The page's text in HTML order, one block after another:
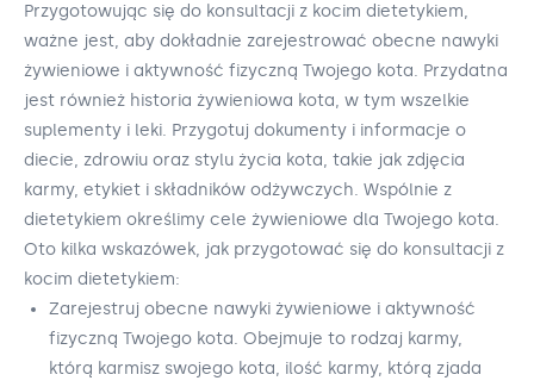
Przygotowując się do konsultacji z kocim dietetykiem,
ważne jest, aby dokładnie zarejestrować obecne nawyki
żywieniowe i aktywność fizyczną Twojego kota. Przydatna
jest również historia żywieniowa kota, w tym wszelkie
suplementy i leki. Przygotuj dokumenty i informacje o
diecie, zdrowiu oraz stylu życia kota, takie jak zdjęcia
karmy, etykiet i składników odżywczych. Wspólnie z
dietetykiem określimy cele żywieniowe dla Twojego kota.
Oto kilka wskazówek, jak przygotować się do konsultacji z
kocim dietetykiem:
Zarejestruj obecne nawyki żywieniowe i aktywność
fizyczną Twojego kota. Obejmuje to rodzaj karmy,
którą karmisz swojego kota, ilość karmy, którą zjada